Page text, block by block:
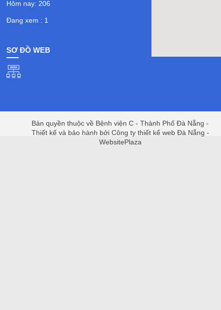
Hôm nay: 206
Đang xem : 1
SƠ ĐỒ WEB
Bản quyền thuộc về Bệnh viện C - Thành Phố Đà Nẵng -
Thiết kế và bảo hành bởi Công ty thiết kế web Đà Nẵng -
WebsitePlaza